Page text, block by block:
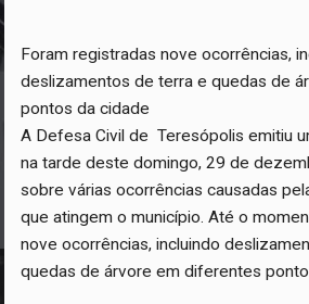
Foram registradas nove ocorrências,
deslizamentos de terra e quedas de
pontos da cidade
A Defesa Civil de Teresópolis emitiu
na tarde deste domingo, 29 de
sobre várias ocorrências causadas
que atingem o município. Até o
nove ocorrências, incluindo
quedas de árvore em diferentes